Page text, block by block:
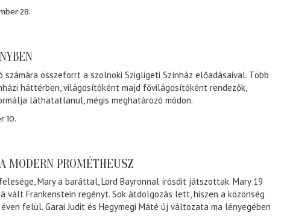
28.
számára összeforrt a szolnoki Szigligeti Színház előadásaival. Több
háttérben, világosítóként majd fővilágosítóként rendezők,
láthatatlanul, mégis meghatározó módon.
10.
MODERN PROMÉTHEUSZ
Mary a baráttal, Lord Bayronnal írósdit játszottak. Mary 19
vált Frankenstein regényt. Sok átdolgozás lett, hiszen a közönség
felül. Garai Judit és Hegymegi Máté új változata ma lényegében